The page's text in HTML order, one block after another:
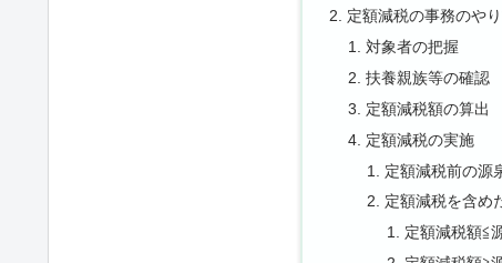
定額減税の事務のや
対象者の把握
扶養親族等の確認
定額減税額の算出
定額減税の実施
定額減税前の源
定額減税を含め
定額減税額≦